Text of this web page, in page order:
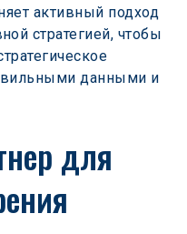
активный подход
стратегией, чтобы
данными и
для